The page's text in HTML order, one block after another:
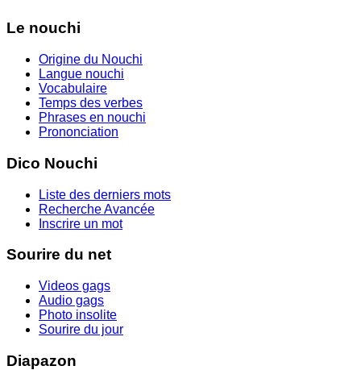
Le nouchi
Origine du Nouchi
Langue nouchi
Vocabulaire
Temps des verbes
Phrases en nouchi
Prononciation
Dico Nouchi
Liste des derniers mots
Recherche Avancée
Inscrire un mot
Sourire du net
Videos gags
Audio gags
Photo insolite
Sourire du jour
Diapazon